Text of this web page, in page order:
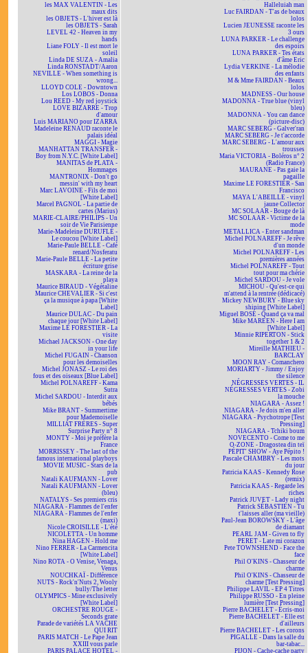
les MAX VALENTIN - Les
maux dits
les OBJETS - L'hiver est là
les OBJETS - Sarah
LEVEL 42 - Heaven in my
hands
Liane FOLY - Il est mort le
soleil
Linda DE SUZA - Amalia
Linda RONSTADT/Aaron
NEVILLE - When something is
wrong...
LLOYD COLE - Downtown
Los LOBOS - Donna
Lou REED - My red joystick
LOVE BIZARRE - Trop
d'amour
Luis MARIANO pour IZARRA
Madeleine RENAUD raconte le
palais idéal
MAGGI - Magie
MANHATTAN TRANSFER -
Boy from N.Y.C. [White Label]
MANITAS de PLATA -
Hommages
MANTRONIX - Don't go
messin' with my heart
Marc LAVOINE - Fils de moi
[White Label]
Marcel PAGNOL - La partie de
cartes (Marius)
MARIE-CLAIRE/PHILIPS - Un
soir de Vie Parisienne
Marie-Madeleine DURUFLÉ -
Le coucou [White Label]
Marie-Paule BELLE - Café
renard/Nosferatu
Marie-Paule BELLE - La petite
écriture grise
MASKARA - La reine de la
playa
Maurice BIRAUD - Végétaline
Maurice CHEVALIER - Si c'est
ça la musique à papa [White
Label]
Maurice DULAC - Du pain
chaque jour [White Label]
Maxime LE FORESTIER - La
visite
Michael JACKSON - One day
in your life
Michel FUGAIN - Chanson
pour les demoiselles
Michel JONASZ - Le roi des
fous et des oiseaux [Blue Label]
Michel POLNAREFF - Kama
Sutra
Michel SARDOU - Interdit aux
bébés
Mike BRANT - Summertime
pour Mademoiselle
MILLIAT FRÈRES - Super
Surprise Party n° 8
MONTY - Moi je préfère la
France
MORRISSEY - The last of the
famous international playboys
MOVIE MUSIC - Stars de la
pub
Natali KAUFMANN - Lover
Natali KAUFMANN - Lover
(bleu)
NATALYS - Ses premiers cris
NIAGARA - Flammes de l'enfer
NIAGARA - Flammes de l'enfer
(maxi)
Nicole CROISILLE - L'été
NICOLETTA - Un homme
Nina HAGEN - Hold me
Nino FERRER - La Carmencita
[White Label]
Nino ROTA - O Venise, Venaga,
Venus
NOUCHKAÏ - Différence
NUTS - Rock'n'Nuts 2, Wooly
bully/The letter
OLYMPICS - Mine exclusively
[White Label]
ORCHESTRE ROUGE -
Seconds grate
Parade de variétés LA VACHE
QUI RIT
PARIS MATCH - Le Pape Jean
XXIII vous parle
PARIS PALACE HOTEL -
Halleluiah man
Luc FAIRDAN - T'as de beaux
lolos
Lucien JEUNESSE raconte les
3 ours
LUNA PARKER - Le challenge
des espoirs
LUNA PARKER - Tes états
d'âme Eric
Lydia VERKINE - La mélodie
des enfants
M & Mme FAIRDAN - Beaux
lolos
MADNESS - Our house
MADONNA - True blue (vinyl
bleu)
MADONNA - You can dance
(picture-disc)
MARC SEBERG - Galver'ran
MARC SEBERG - Je t'accorde
MARC SEBERG - L'amour aux
trousses
Maria VICTORIA - Boléros n° 2
(Radio France)
MAURANE - Pas gaie la
pagaille
Maxime LE FORESTIER - San
Francisco
MAYA L'ABEILLE - vinyl
jaune Collector
MC SOLAAR - Bouge de là
MC SOLAAR - Victime de la
mode
METALLICA - Enter sandman
Michel POLNAREFF - Je rêve
d'un monde
Michel POLNAREFF - Les
premières années
Michel POLNAREFF - Tout
tout pour ma chérie
Michel SARDOU - Je vole
MICHOU - Qu'est-ce qui
m'attend à la rentrée (dédicacé)
Mickey NEWBURY - Blue sky
shining [White Label]
Miguel BOSÉ - Quand ça va mal
Mike MAREEN - Here I am
[White Label]
Minnie RIPERTON - Stick
together 1 & 2
Mireille MATHIEU -
BARCLAY
MOON RAY - Comanchero
MORIARTY - Jimmy / Enjoy
the silence
NÉGRESSES VERTES - IL
NÉGRESSES VERTES - Zobi
la mouche
NIAGARA - Assez !
NIAGARA - Je dois m'en aller
NIAGARA - Psychotrope [Test
Pressing]
NIAGARA - Tchiki boum
NOVECENTO - Come to me
O-ZONE - Dragostea din teï
PÉPIT' SHOW - Aye Pépito !
Pascale CHAMBRY - Les mots
du jour
Patricia KAAS - Kennedy Rose
(remix)
Patricia KAAS - Regarde les
riches
Patrick JUVET - Lady night
Patrick SÉBASTIEN - Tu
t'laisses aller (ma vieille)
Paul-Jean BOROWSKY - L'âge
de diamant
PEARL JAM - Given to fly
PERET - Late mi corazon
Pete TOWNSHEND - Face the
face
Phil O'KINS - Chasseur de
charme
Phil O'KINS - Chasseur de
charme [Test Pressing]
Philippe LAVIL - EP 4 Titres
Philippe RUSSO - En pleine
lumière [Test Pressing]
Pierre BACHELET - Écris-moi
Pierre BACHELET - Elle est
d'ailleurs
Pierre BACHELET - Les corons
PIGALLE - Dans la salle du
bar-tabac...
PIJON - Cache-cache party